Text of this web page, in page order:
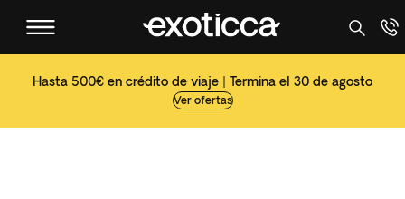
Hasta 500€ en crédito de viaje | Termina el 30 de agosto
Ver ofertas